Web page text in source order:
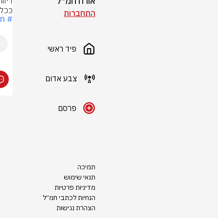
התחברות
פיד ראשי
צבע אדום
פרסם
תמיכה
תנאי שימוש
מדיניות פרטיות
הנחיות לכתבי חמ״ל
הצהרת נגישות
#